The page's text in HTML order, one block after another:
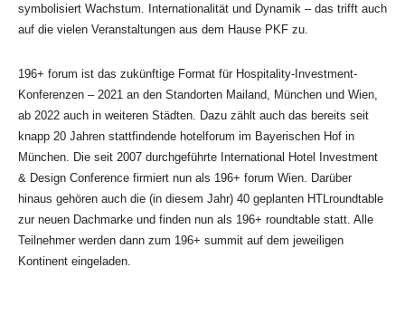
symbolisiert Wachstum. Internationalität und Dynamik – das trifft auch
auf die vielen Veranstaltungen aus dem Hause PKF zu.
196+ forum ist das zukünftige Format für Hospitality-Investment-
Konferenzen – 2021 an den Standorten Mailand, München und Wien,
ab 2022 auch in weiteren Städten. Dazu zählt auch das bereits seit
knapp 20 Jahren stattfindende hotelforum im Bayerischen Hof in
München. Die seit 2007 durchgeführte International Hotel Investment
& Design Conference firmiert nun als 196+ forum Wien. Darüber
hinaus gehören auch die (in diesem Jahr) 40 geplanten HTLroundtable
zur neuen Dachmarke und finden nun als 196+ roundtable statt. Alle
Teilnehmer werden dann zum 196+ summit auf dem jeweiligen
Kontinent eingeladen.